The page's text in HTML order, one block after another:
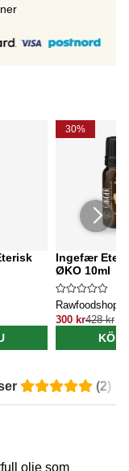
r
30%
Ingefær
ØKO 10ml
Rawfoodshop
300 kr428 kr
KÖP
(2)
olje som